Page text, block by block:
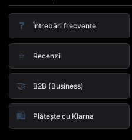
❓ Întrebări frecvente
⭐ Recenzii
🤝 B2B (Business)
🛍️ Plătește cu Klarna